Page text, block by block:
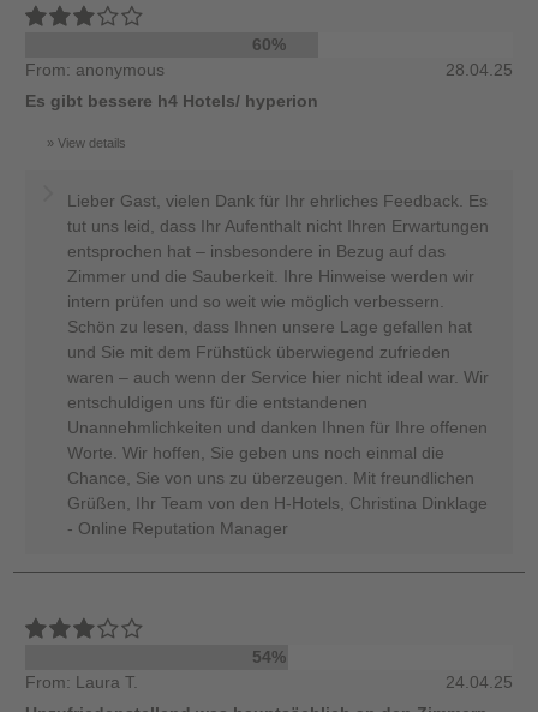
60%
From: anonymous
28.04.25
Es gibt bessere h4 Hotels/ hyperion
View details
Lieber Gast, vielen Dank für Ihr ehrliches Feedback. Es
tut uns leid, dass Ihr Aufenthalt nicht Ihren Erwartungen
entsprochen hat – insbesondere in Bezug auf das
Zimmer und die Sauberkeit. Ihre Hinweise werden wir
intern prüfen und so weit wie möglich verbessern.
Schön zu lesen, dass Ihnen unsere Lage gefallen hat
und Sie mit dem Frühstück überwiegend zufrieden
waren – auch wenn der Service hier nicht ideal war. Wir
entschuldigen uns für die entstandenen
Unannehmlichkeiten und danken Ihnen für Ihre offenen
Worte. Wir hoffen, Sie geben uns noch einmal die
Chance, Sie von uns zu überzeugen. Mit freundlichen
Grüßen, Ihr Team von den H-Hotels, Christina Dinklage
- Online Reputation Manager
54%
From: Laura T.
24.04.25